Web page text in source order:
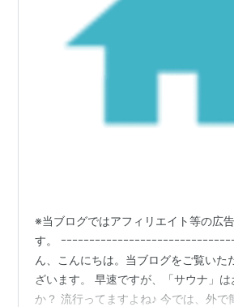
※当ブログではアフィリエイト等の広
す。 ｰｰｰｰｰｰｰｰｰｰｰｰｰｰｰｰｰｰｰｰｰｰｰｰｰｰｰｰｰ
ん、こんにちは。当ブログをご覧いた
ざいます。 早速ですが、「サウナ」は
か？ 流行ってますよね♪ 今では、外で